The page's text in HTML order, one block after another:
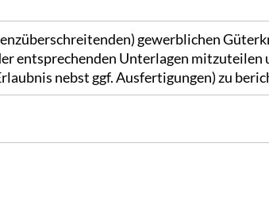
gewerblichen
entsprechenden Unterlagen mitzuteilen
nebst ggf. Ausfertigungen) zu